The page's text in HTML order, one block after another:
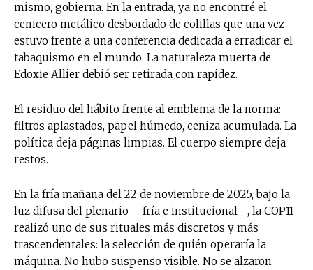
mismo, gobierna. En la entrada, ya no encontré el
cenicero metálico desbordado de colillas que una vez
estuvo frente a una conferencia dedicada a erradicar el
tabaquismo en el mundo. La naturaleza muerta de
Edoxie Allier debió ser retirada con rapidez.
El residuo del hábito frente al emblema de la norma:
filtros aplastados, papel húmedo, ceniza acumulada. La
política deja páginas limpias. El cuerpo siempre deja
restos.
En la fría mañana del 22 de noviembre de 2025, bajo la
luz difusa del plenario —fría e institucional—, la COP11
realizó uno de sus rituales más discretos y más
trascendentales: la selección de quién operaría la
máquina. No hubo suspenso visible. No se alzaron